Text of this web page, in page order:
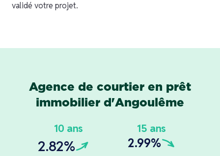
validé votre projet.
Agence de courtier en prêt
immobilier d'Angoulême
10 ans
2.82%
15 ans
2.99%